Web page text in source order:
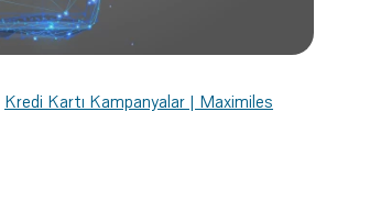
Kredi Kartı Kampanyalar | Maximiles